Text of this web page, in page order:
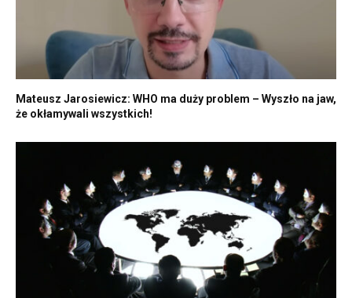
Mateusz Jarosiewicz: WHO ma duży problem – Wyszło na jaw,
że okłamywali wszystkich!